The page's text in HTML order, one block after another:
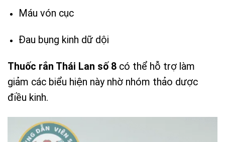
Máu vón cục
Đau bụng kinh dữ dội
Thuốc rắn Thái Lan số 8 có thể hỗ trợ làm
giảm các biểu hiện này nhờ nhóm thảo dược
điều kinh.